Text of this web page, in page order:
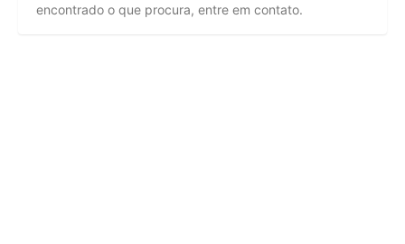
encontrado o que procura, entre em contato.